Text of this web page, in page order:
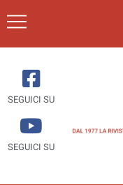
SEGUICI SU
SEGUICI SU